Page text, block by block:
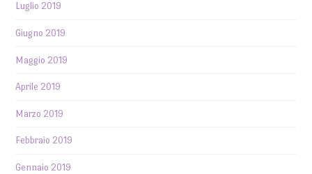
Luglio 2019
Giugno 2019
Maggio 2019
Aprile 2019
Marzo 2019
Febbraio 2019
Gennaio 2019